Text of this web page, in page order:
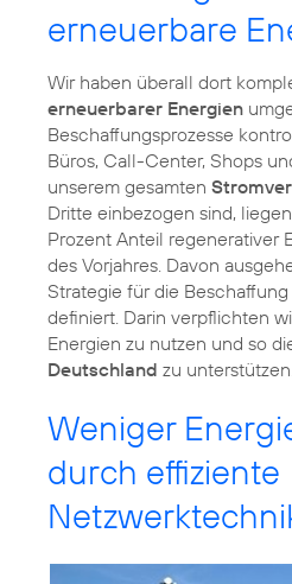
erneuerbare
Wir haben überall dort
erneuerbarer Energien
Beschaffungsprozesse
Büros, Call-Center, Shops
unserem gesamten
Dritte einbezogen sind,
Prozent Anteil regenerativer
des Vorjahres. Davon
Strategie für die
definiert. Darin verpflichten
Energien zu nutzen und so
Deutschland zu unterstützen.
Weniger
durch effiziente